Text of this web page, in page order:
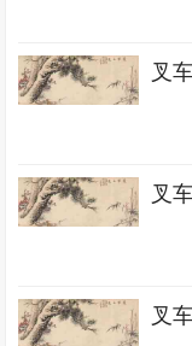
叉
叉
叉